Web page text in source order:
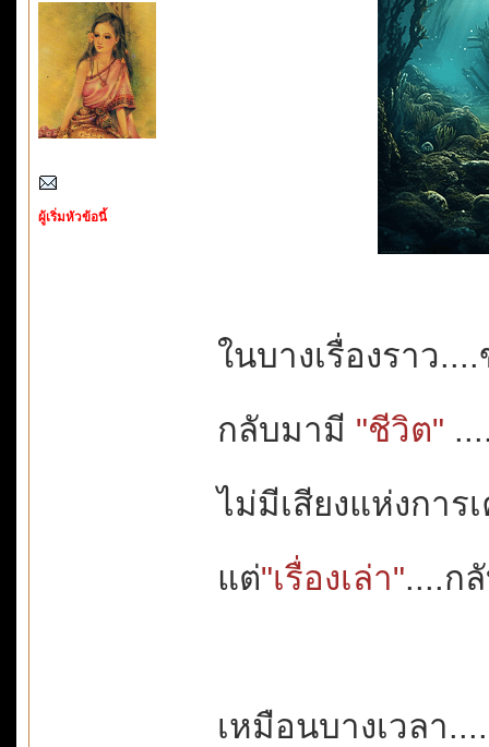
ผู้เริ่มหัวข้อนี้
ในบางเรื่องราว
กลับมามี "ชีวิต"
ไม่มีเสียงแห่งกา
แต่"เรื่องเล่า"....ก
เหมือนบางเวลา